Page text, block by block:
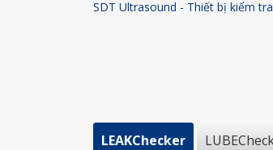
SDT Ultrasound - Thiết bị kiểm
LEAKChecker